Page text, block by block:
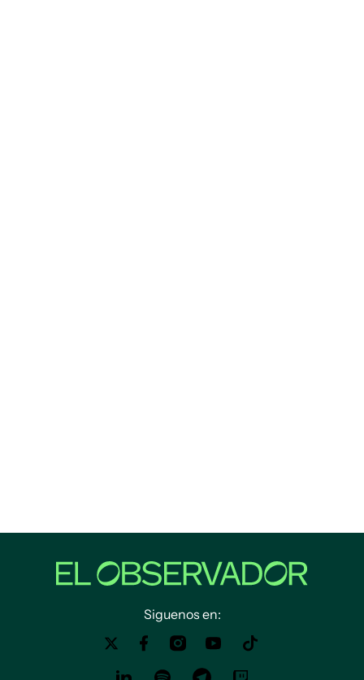
Siguenos en: